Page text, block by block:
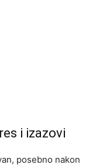
i izazovi
posebno nakon